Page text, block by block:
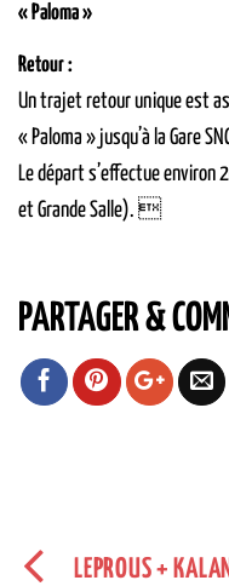
« Paloma »
Retour :
Un trajet retour unique est
« Paloma » jusqu’à la Gare
Le départ s’effectue environ
et Grande Salle). 
PARTAGER &
LEPROUS +